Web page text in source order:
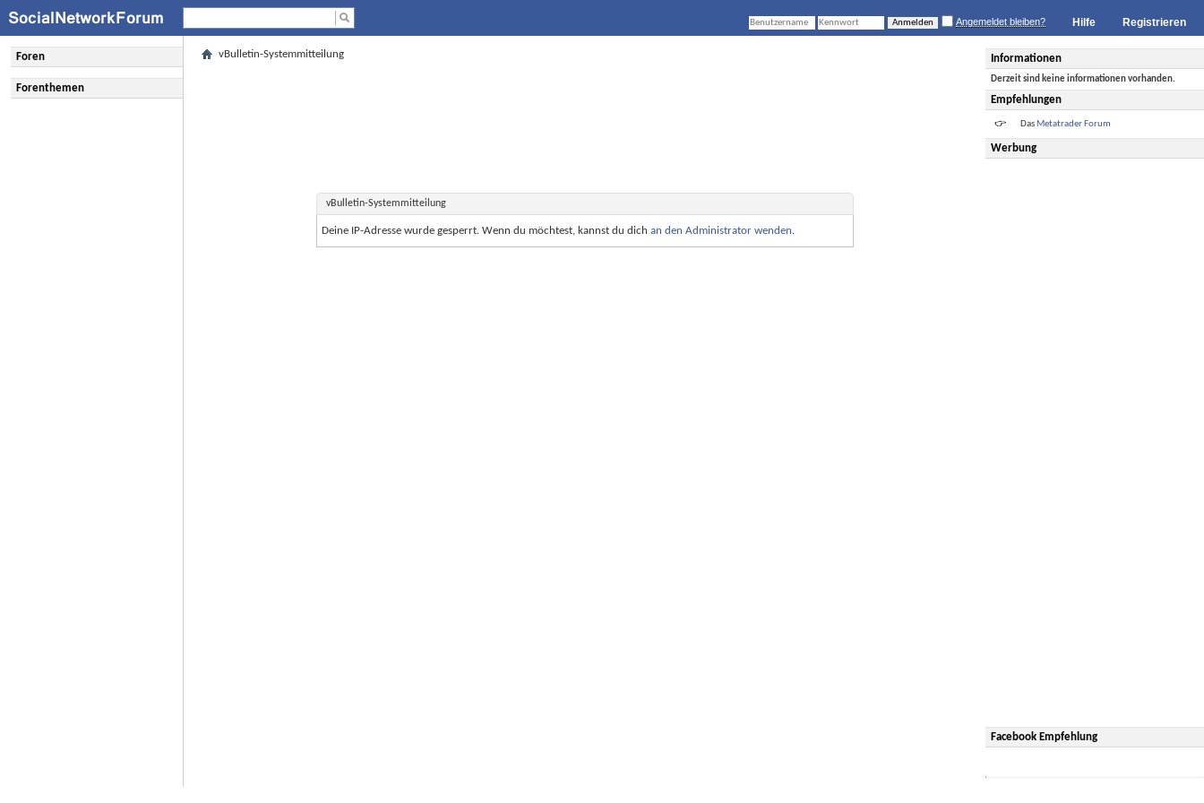
Registrieren
Hilfe
Angemeldet bleiben?
Informationen
Derzeit sind keine informationen vorhanden.
Empfehlungen
Das Metatrader Forum
Werbung
Facebook Empfehlung
Foren
Forenthemen
vBulletin-Systemmitteilung
vBulletin-Systemmitteilung
Deine IP-Adresse wurde gesperrt. Wenn du möchtest, kannst du dich an den Administrator wenden.